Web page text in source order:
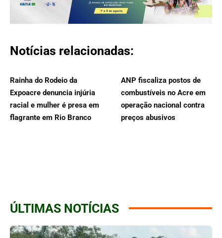
Notícias relacionadas:
Rainha do Rodeio da
Expoacre denuncia injúria
racial e mulher é presa em
flagrante em Rio Branco
ANP fiscaliza postos de
combustíveis no Acre em
operação nacional contra
preços abusivos
ÚLTIMAS NOTÍCIAS